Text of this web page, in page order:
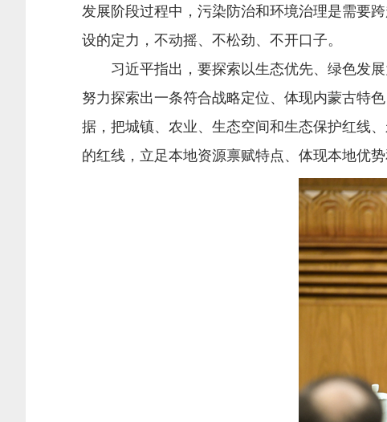
发展阶段过程中，污染防治和环境治理是需要
设的定力，不动摇、不松劲、不开口子。
习近平指出，要探索以生态优先、绿色发展
努力探索出一条符合战略定位、体现内蒙古特
据，把城镇、农业、生态空间和生态保护红线
的红线，立足本地资源禀赋特点、体现本地优势